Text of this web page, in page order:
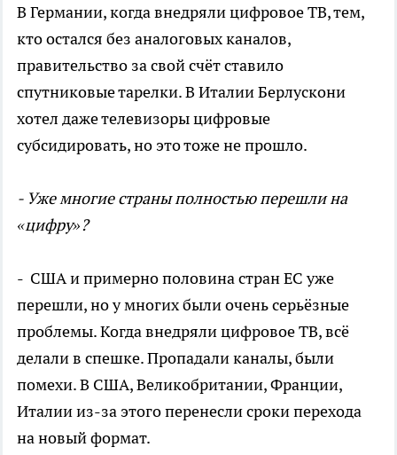
В Германии, когда внедряли цифровое ТВ, тем,
кто остался без аналоговых каналов,
правительство за свой счёт ставило
спутниковые тарелки. В Италии Берлускони
хотел даже телевизоры цифровые
субсидировать, но это тоже не прошло.
- Уже многие страны полностью перешли на
«цифру»?
- США и примерно половина стран ЕС уже
перешли, но у многих были очень серьёзные
проблемы. Когда внедряли цифровое ТВ, всё
делали в спешке. Пропадали каналы, были
помехи. В США, Великобритании, Франции,
Италии из-за этого перенесли сроки перехода
на новый формат.